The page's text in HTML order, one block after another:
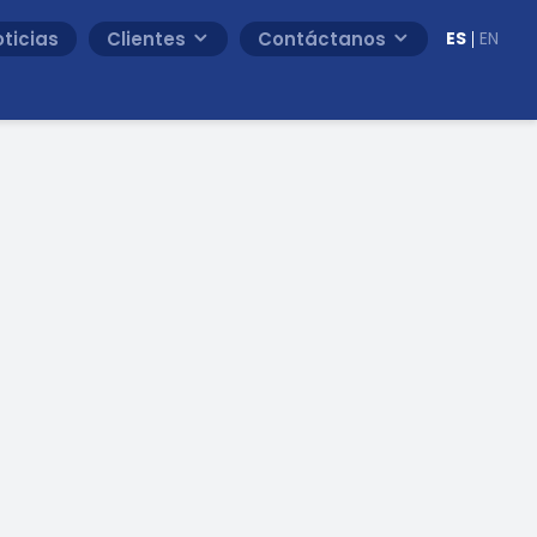
Clientes Contáctanos ES EN